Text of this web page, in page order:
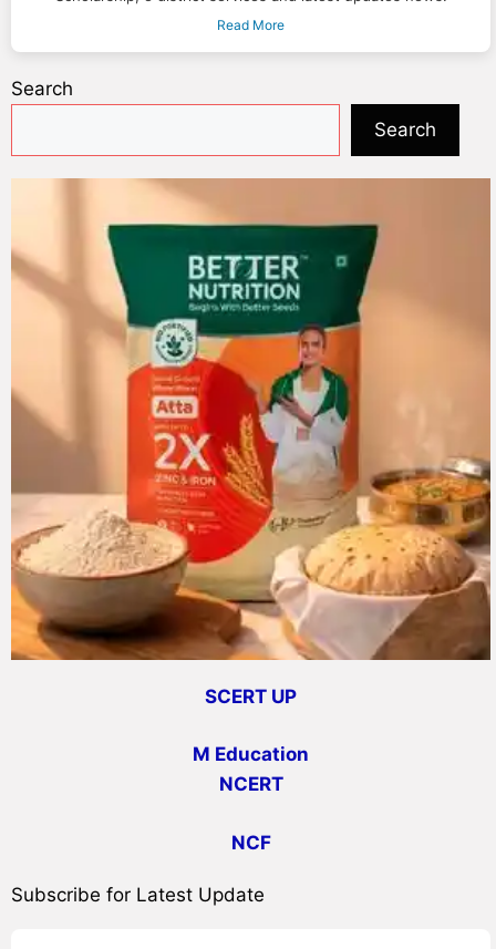
Read More
Search
Search
SCERT UP
M Education
NCERT
NCF
Subscribe for Latest Update